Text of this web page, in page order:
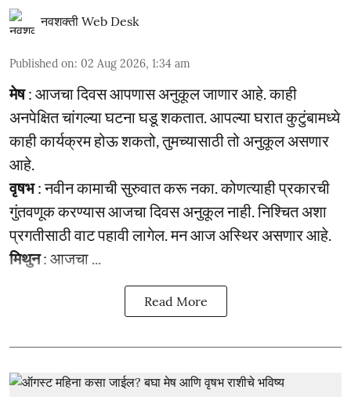
नवशक्ती Web Desk
Published on: 02 Aug 2026, 1:34 am
मेष: आजचा दिवस आपणास अनुकूल जाणार आहे. काही
अनपेक्षित चांगल्या घटना घडू शकतात. आपल्या घरात कुटुंबामध्ये
काही कार्यक्रम होऊ शकतो, तुमच्यासाठी तो अनुकूल असणार
आहे.
वृषभ: नवीन कामाची सुरुवात करू नका. कोणत्याही प्रकारची
गुंतवणूक करण्यास आजचा दिवस अनुकूल नाही. निश्चित अशा
प्रगतीसाठी वाट पहावी लागेल. मन आज अस्थिर असणार आहे.
मिथुन: आजचा ...
Read More